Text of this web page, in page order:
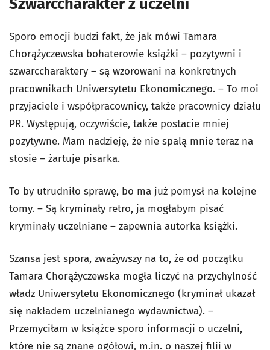
Szwarccharakter z uczelni
Sporo emocji budzi fakt, że jak mówi Tamara
Chorążyczewska bohaterowie książki – pozytywni i
szwarccharaktery – są wzorowani na konkretnych
pracownikach Uniwersytetu Ekonomicznego. – To moi
przyjaciele i współpracownicy, także pracownicy działu
PR. Występują, oczywiście, także postacie mniej
pozytywne. Mam nadzieję, że nie spalą mnie teraz na
stosie – żartuje pisarka.
To by utrudniło sprawę, bo ma już pomysł na kolejne
tomy. – Są kryminały retro, ja mogłabym pisać
kryminały uczelniane – zapewnia autorka książki.
Szansa jest spora, zważywszy na to, że od początku
Tamara Chorążyczewska mogła liczyć na przychylność
władz Uniwersytetu Ekonomicznego (kryminał ukazał
się nakładem uczelnianego wydawnictwa). –
Przemyciłam w książce sporo informacji o uczelni,
które nie są znane ogółowi, m.in. o naszej filii w